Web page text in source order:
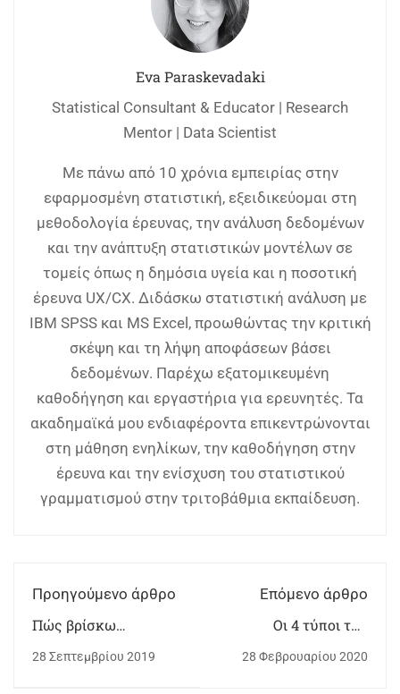
Eva Paraskevadaki
Statistical Consultant & Educator | Research
Mentor | Data Scientist
Με πάνω από 10 χρόνια εμπειρίας στην
εφαρμοσμένη στατιστική, εξειδικεύομαι στη
μεθοδολογία έρευνας, την ανάλυση δεδομένων
και την ανάπτυξη στατιστικών μοντέλων σε
τομείς όπως η δημόσια υγεία και η ποσοτική
έρευνα UX/CX. Διδάσκω στατιστική ανάλυση με
IBM SPSS και MS Excel, προωθώντας την κριτική
σκέψη και τη λήψη αποφάσεων βάσει
δεδομένων. Παρέχω εξατομικευμένη
καθοδήγηση και εργαστήρια για ερευνητές. Τα
ακαδημαϊκά μου ενδιαφέροντα επικεντρώνονται
στη μάθηση ενηλίκων, την καθοδήγηση στην
έρευνα και την ενίσχυση του στατιστικού
γραμματισμού στην τριτοβάθμια εκπαίδευση.
Προηγούμενο άρθρο
Πώς βρίσκω
για την υγεία
28 Σεπτεμβρίου 2019
Επόμενο άρθρο
Οι 4 τύποι του
[Όλα όσα πρέπει να
28 Φεβρουαρίου 2020